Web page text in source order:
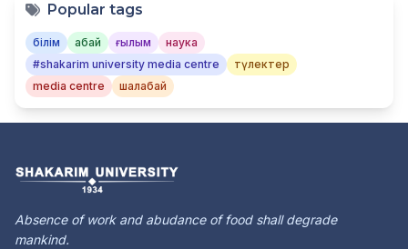
Popular tags
білім абай ғылым
наука
#shakarim university media centre
түлектер
media centre
шалабай
Absence of work and abudance of food shall degrade
mankind.